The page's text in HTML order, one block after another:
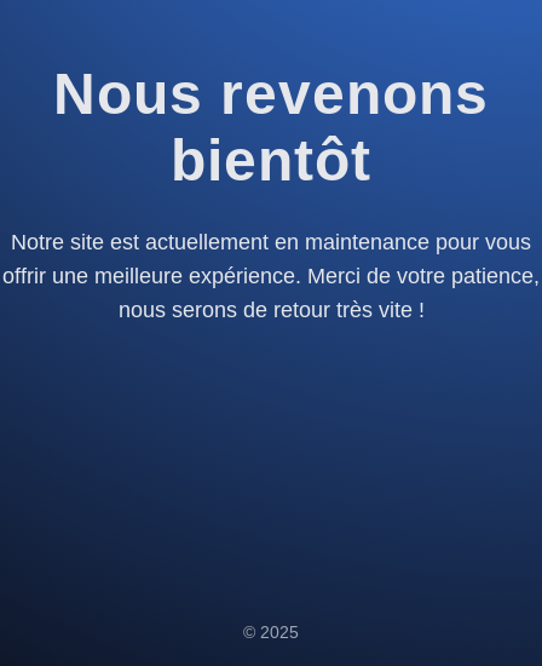
Nous revenons
bientôt
Notre site est actuellement en maintenance pour vous
offrir une meilleure expérience. Merci de votre patience,
nous serons de retour très vite !
© 2025